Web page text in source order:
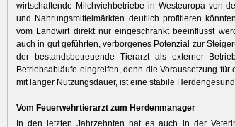
wirtschaftende Milchviehbetriebe in Westeuropa von
und Nahrungsmittelmärkten deutlich profitieren
vom Landwirt direkt nur eingeschränkt beeinflusst
auch in gut geführten, verborgenes Potenzial zur
der bestandsbetreuende Tierarzt als externer
Betriebsabläufe eingreifen, denn die Voraussetzung
mit langer Nutzungsdauer, ist eine stabile
Vom Feuerwehrtierarzt zum Herdenmanager
In den letzten Jahrzehnten hat es auch in der